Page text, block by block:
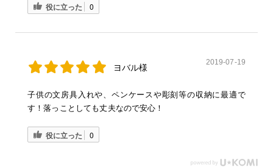
役に立った 0
ヨバル様
2019-07-19
子供の文房具入れや、ペンケースや彫刻等の収納に最適で
す！落っことしても丈夫なので安心！
役に立った 0